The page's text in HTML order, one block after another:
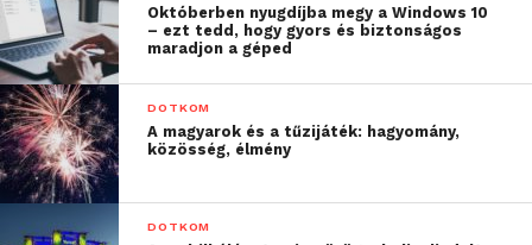
Októberben nyugdíjba megy a Windows 10
– ezt tedd, hogy gyors és biztonságos
maradjon a géped
DOTKOM
A magyarok és a tűzijáték: hagyomány,
közösség, élmény
DOTKOM